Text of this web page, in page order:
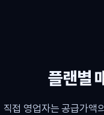
플랜별
직접 영업자는 공급가액